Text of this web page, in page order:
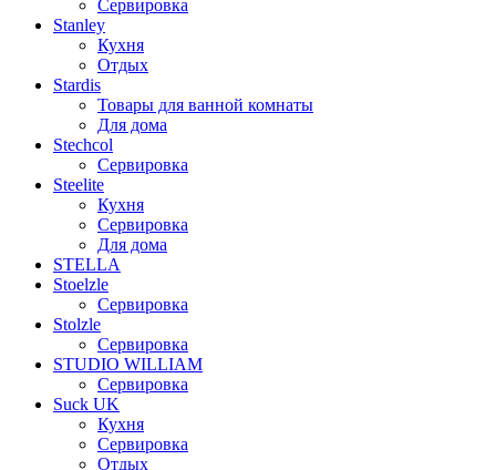
Сервировка
Stanley
Кухня
Отдых
Stardis
Товары для ванной комнаты
Для дома
Stechcol
Сервировка
Steelite
Кухня
Сервировка
Для дома
STELLA
Stoelzle
Сервировка
Stolzle
Сервировка
STUDIO WILLIAM
Сервировка
Suck UK
Кухня
Сервировка
Отдых